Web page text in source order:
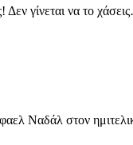
γίνεται να το
Ναδάλ στον